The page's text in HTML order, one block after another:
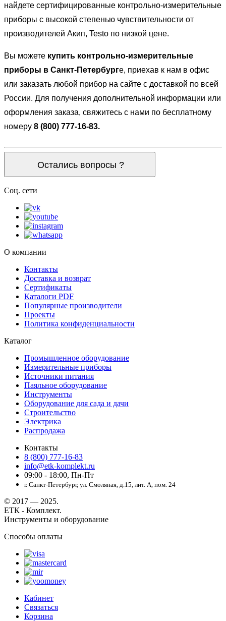
найдете сертифицированные контрольно-измерительные
приборы с высокой степенью чувствительности от
производителей Акип, Testo по низкой цене.
Вы можете купить контрольно-измерительные
приборы в Санкт-Петербурге, приехав к нам в офис
или заказать любой прибор на сайте с доставкой по всей
России. Для получения дополнительной информации или
оформления заказа, свяжитесь с нами по бесплатному
номеру 8 (800) 777-16-83.
Остались вопросы ?
Соц. сети
О компании
Контакты
Доставка и возврат
Сертификаты
Каталоги PDF
Популярные производители
Проекты
Политика конфиденциальности
Каталог
Промышленное оборудование
Измерительные приборы
Источники питания
Паяльное оборудование
Инструменты
Оборудование для сада и дачи
Строительство
Электрика
Распродажа
Контакты
8 (800) 777-16-83
info@etk-komplekt.ru
09:00 - 18:00, Пн-Пт
г. Санкт-Петербург, ул. Смоляная, д.15, лит. А, пом. 24
© 2017 — 2025.
ЕТК - Комплект.
Инструменты и оборудование
Способы оплаты
Кабинет
Связаться
Корзина